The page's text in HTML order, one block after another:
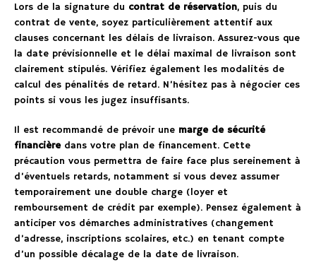
Lors de la signature du contrat de réservation, puis du
contrat de vente, soyez particulièrement attentif aux
clauses concernant les délais de livraison. Assurez-vous que
la date prévisionnelle et le délai maximal de livraison sont
clairement stipulés. Vérifiez également les modalités de
calcul des pénalités de retard. N’hésitez pas à négocier ces
points si vous les jugez insuffisants.
Il est recommandé de prévoir une marge de sécurité
financièredans votre plan de financement. Cette
précaution vous permettra de faire face plus sereinement à
d’éventuels retards, notamment si vous devez assumer
temporairement une double charge (loyer et
remboursement de crédit par exemple). Pensez également à
anticiper vos démarches administratives (changement
d’adresse, inscriptions scolaires, etc.) en tenant compte
d’un possible décalage de la date de livraison.